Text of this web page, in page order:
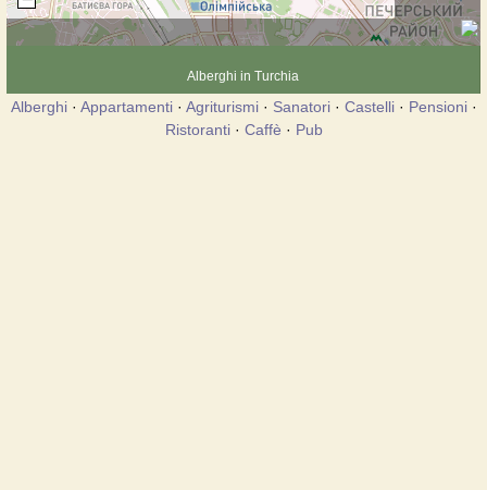
Alberghi in Turchia
Alberghi· Appartamenti· Agriturismi· Sanatori· Castelli· Pensioni·
Ristoranti· Caffè · Pub